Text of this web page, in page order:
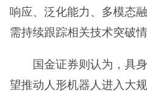
响应、泛化能力、多模态
需持续跟踪相关技术突破情
国金证券则认为，具
望推动人形机器人进入大